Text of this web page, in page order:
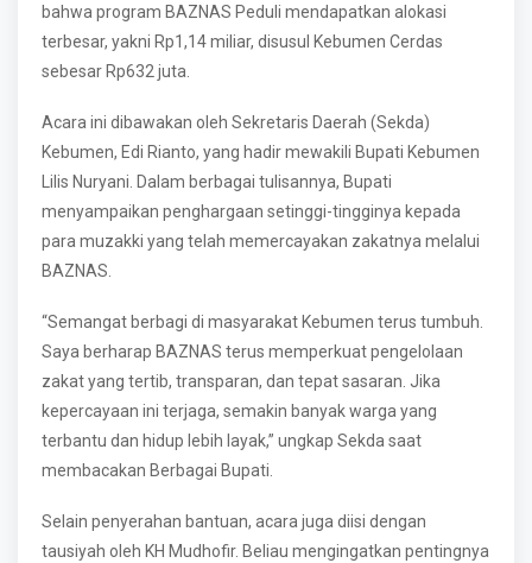
bahwa program BAZNAS Peduli mendapatkan alokasi
terbesar, yakni Rp1,14 miliar, disusul Kebumen Cerdas
sebesar Rp632 juta.
Acara ini dibawakan oleh Sekretaris Daerah (Sekda)
Kebumen, Edi Rianto, yang hadir mewakili Bupati Kebumen
Lilis Nuryani. Dalam berbagai tulisannya, Bupati
menyampaikan penghargaan setinggi-tingginya kepada
para muzakki yang telah memercayakan zakatnya melalui
BAZNAS.
“Semangat berbagi di masyarakat Kebumen terus tumbuh.
Saya berharap BAZNAS terus memperkuat pengelolaan
zakat yang tertib, transparan, dan tepat sasaran. Jika
kepercayaan ini terjaga, semakin banyak warga yang
terbantu dan hidup lebih layak,” ungkap Sekda saat
membacakan Berbagai Bupati.
Selain penyerahan bantuan, acara juga diisi dengan
tausiyah oleh KH Mudhofir. Beliau mengingatkan pentingnya